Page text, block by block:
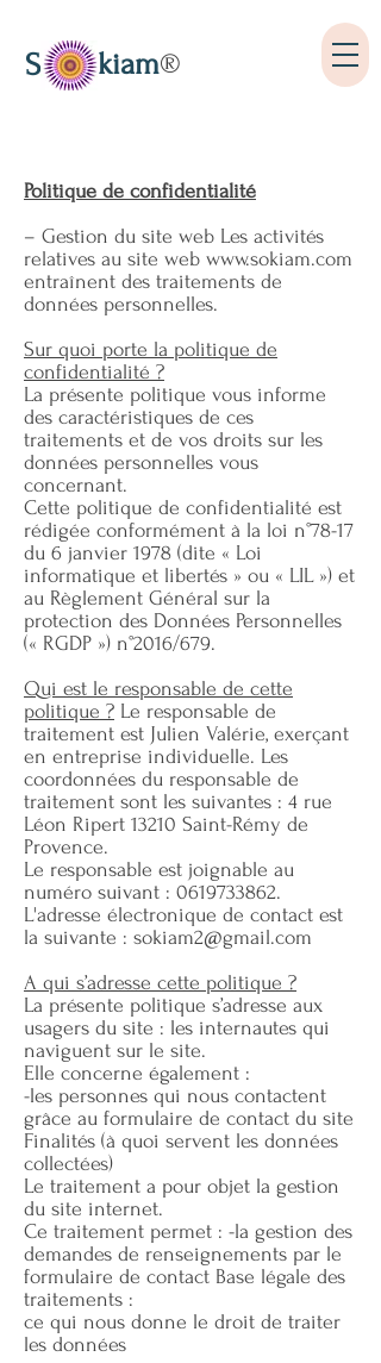
S kiam®
Politique de confidentialité
– Gestion du site web Les activités
relatives au site web www.sokiam.com
entraînent des traitements de
données personnelles.
Sur quoi porte la politique de
confidentialité ?
La présente politique vous informe
des caractéristiques de ces
traitements et de vos droits sur les
données personnelles vous
concernant.
Cette politique de confidentialité est
rédigée conformément à la loi n°78-17
du 6 janvier 1978 (dite « Loi
informatique et libertés » ou « LIL ») et
au Règlement Général sur la
protection des Données Personnelles
(« RGDP ») n°2016/679.
Qui est le responsable de cette
politique ? Le responsable de
traitement est Julien Valérie, exerçant
en entreprise individuelle. Les
coordonnées du responsable de
traitement sont les suivantes : 4 rue
Léon Ripert 13210 Saint-Rémy de
Provence.
Le responsable est joignable au
numéro suivant : 0619733862.
L'adresse électronique de contact est
la suivante : sokiam2@gmail.com
A qui s’adresse cette politique ?
La présente politique s’adresse aux
usagers du site : les internautes qui
naviguent sur le site.
Elle concerne également :
-les personnes qui nous contactent
grâce au formulaire de contact du site
Finalités (à quoi servent les données
collectées)
Le traitement a pour objet la gestion
du site internet.
Ce traitement permet : -la gestion des
demandes de renseignements par le
formulaire de contact Base légale des
traitements :
ce qui nous donne le droit de traiter
les données